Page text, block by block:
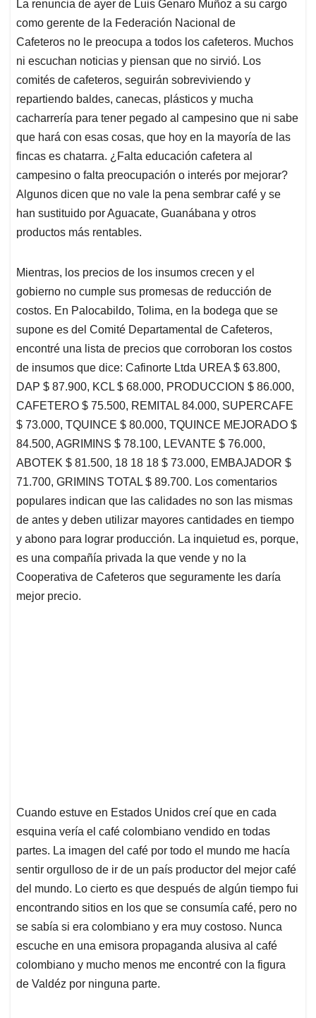
s
A
p
p
b
o
o
k
e
d
I
n
l
a
d
s
La renuncia de ayer de Luis Genaro Muñoz a su cargo
como gerente de la Federación Nacional de
Cafeteros no le preocupa a todos los cafeteros. Muchos
ni escuchan noticias y piensan que no sirvió. Los
comités de cafeteros, seguirán sobreviviendo y
repartiendo baldes, canecas, plásticos y mucha
cacharrería para tener pegado al campesino que ni sabe
que hará con esas cosas, que hoy en la mayoría de las
fincas es chatarra. ¿Falta educación cafetera al
campesino o falta preocupación o interés por mejorar?
Algunos dicen que no vale la pena sembrar café y se
han sustituido por Aguacate, Guanábana y otros
productos más rentables.
Mientras, los precios de los insumos crecen y el
gobierno no cumple sus promesas de reducción de
costos. En Palocabildo, Tolima, en la bodega que se
supone es del Comité Departamental de Cafeteros,
encontré una lista de precios que corroboran los costos
de insumos que dice: Cafinorte Ltda UREA $ 63.800,
DAP $ 87.900, KCL $ 68.000, PRODUCCION $ 86.000,
CAFETERO $ 75.500, REMITAL 84.000, SUPERCAFE
$ 73.000, TQUINCE $ 80.000, TQUINCE MEJORADO $
84.500, AGRIMINS $ 78.100, LEVANTE $ 76.000,
ABOTEK $ 81.500, 18 18 18 $ 73.000, EMBAJADOR $
71.700, GRIMINS TOTAL $ 89.700. Los comentarios
populares indican que las calidades no son las mismas
de antes y deben utilizar mayores cantidades en tiempo
y abono para lograr producción. La inquietud es, porque,
es una compañía privada la que vende y no la
Cooperativa de Cafeteros que seguramente les daría
mejor precio.
Cuando estuve en Estados Unidos creí que en cada
esquina vería el café colombiano vendido en todas
partes. La imagen del café por todo el mundo me hacía
sentir orgulloso de ir de un país productor del mejor café
del mundo. Lo cierto es que después de algún tiempo fui
encontrando sitios en los que se consumía café, pero no
se sabía si era colombiano y era muy costoso. Nunca
escuche en una emisora propaganda alusiva al café
colombiano y mucho menos me encontré con la figura
de Valdéz por ninguna parte.